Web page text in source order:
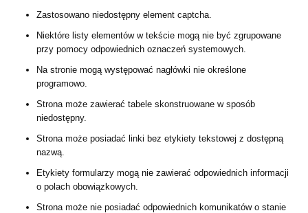
Zastosowano niedostępny element captcha.
Niektóre listy elementów w tekście mogą nie być zgrupowane
przy pomocy odpowiednich oznaczeń systemowych.
Na stronie mogą występować nagłówki nie określone
programowo.
Strona może zawierać tabele skonstruowane w sposób
niedostępny.
Strona może posiadać linki bez etykiety tekstowej z dostępną
nazwą.
Etykiety formularzy mogą nie zawierać odpowiednich informacji
o polach obowiązkowych.
Strona może nie posiadać odpowiednich komunikatów o stanie